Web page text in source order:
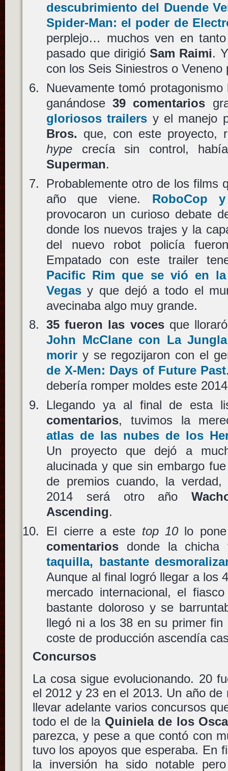
descubrimiento del Duende
Spider-Man: el poder de
perplejo… muchos ven en
pasado que dirigióSam Raimi.
con los Seis Siniestros o Veneno
Nuevamente tomó protagonismo
ganándose39 comentarios
gloriosos trailers y el manejo
Bros. que, con este proyecto,
hype crecía sin control,
Superman.
Probablemente otro de los films
año que viene. RoboCop y
provocaron un curioso debate
donde los nuevos trajes y la
del nuevo robot policía
Empatado con este trailer
Pacific Rim que se vió en la
Vegas y que dejó a todo el
avecinaba algo muy grande.
35 fueron las vocesque
John McClanecon La
morir y se regozijaron con el
de X-Men: Days of Future Past
debería romper moldes este
Llegando ya al final de esta
comentarios, tuvimos la
atlas de las nubes de los
Un proyecto que dejó a
alucinada y que sin embargo
de premios cuando, la
2014 será otro año
Ascending.
El cierre a este top 10lo
comentarios donde la
taquilla, bastante
Aunque al final logró llegar a los
mercado internacional, el
bastante doloroso y se
llegó ni a los 38 en su primer fin
coste de producción ascendía
Concursos
La cosa sigue evolucionando. 20
el 2012 y 23 en el 2013. Un año
llevar adelante varios concursos
todo el de la Quiniela de los
parezca, y pese a que contó con
tuvo los apoyos que esperaba. En
la inversión ha sido notable